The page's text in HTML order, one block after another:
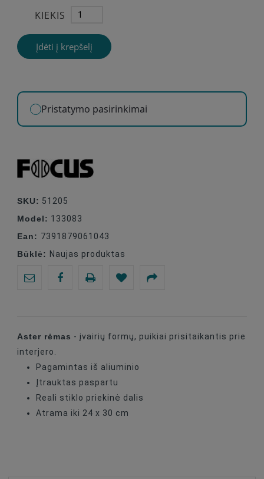
KIEKIS
Įdėti į krepšelį
Pristatymo pasirinkimai
SKU: 51205
Model: 133083
Ean: 7391879061043
Būklė: Naujas produktas
Aster rėmas - įvairių formų, puikiai prisitaikantis prie
interjero.
Pagamintas iš aliuminio
Įtrauktas paspartu
Reali stiklo priekinė dalis
Atrama iki 24 x 30 cm